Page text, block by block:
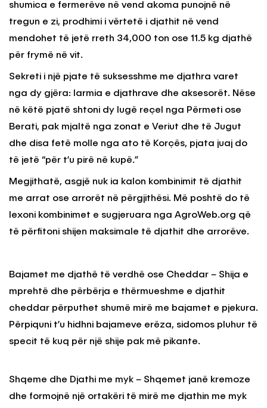
shumica e fermerëve në vend akoma punojnë në
tregun e zi, prodhimi i vërtetë i djathit në vend
mendohet të jetë rreth 34,000 ton ose 11.5 kg djathë
për frymë në vit.
Sekreti i një pjate të suksesshme me djathra varet
nga dy gjëra: larmia e djathrave dhe aksesorët. Nëse
në këtë pjatë shtoni dy lugë reçel nga Përmeti ose
Berati, pak mjaltë nga zonat e Veriut dhe të Jugut
dhe disa fetë molle nga ato të Korçës, pjata juaj do
të jetë “për t’u pirë në kupë.”
Megjithatë, asgjë nuk ia kalon kombinimit të djathit
me arrat ose arrorët në përgjithësi. Më poshtë do të
lexoni kombinimet e sugjeruara nga AgroWeb.org që
të përfitoni shijen maksimale të djathit dhe arrorëve.
Bajamet me djathë të verdhë ose Cheddar – Shija e
mprehtë dhe përbërja e thërmueshme e djathit
cheddar përputhet shumë mirë me bajamet e pjekura.
Përpiquni t’u hidhni bajameve erëza, sidomos pluhur të
specit të kuq për një shije pak më pikante.
Shqeme dhe Djathi me myk – Shqemet janë kremoze
dhe formojnë një ortakëri të mirë me djathin me myk